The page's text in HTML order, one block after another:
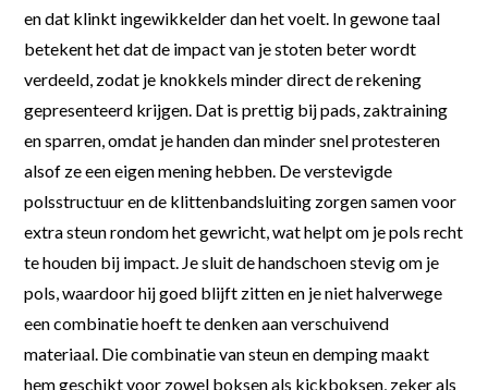
en dat klinkt ingewikkelder dan het voelt. In gewone taal
betekent het dat de impact van je stoten beter wordt
verdeeld, zodat je knokkels minder direct de rekening
gepresenteerd krijgen. Dat is prettig bij pads, zaktraining
en sparren, omdat je handen dan minder snel protesteren
alsof ze een eigen mening hebben. De verstevigde
polsstructuur en de klittenbandsluiting zorgen samen voor
extra steun rondom het gewricht, wat helpt om je pols recht
te houden bij impact. Je sluit de handschoen stevig om je
pols, waardoor hij goed blijft zitten en je niet halverwege
een combinatie hoeft te denken aan verschuivend
materiaal. Die combinatie van steun en demping maakt
hem geschikt voor zowel boksen als kickboksen, zeker als